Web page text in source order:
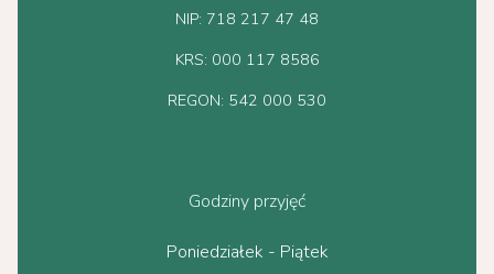
NIP: 718 217 47 48
KRS: 000 117 8586
REGON: 542 000 530
Godziny przyjęć
Poniedziałek - Piątek